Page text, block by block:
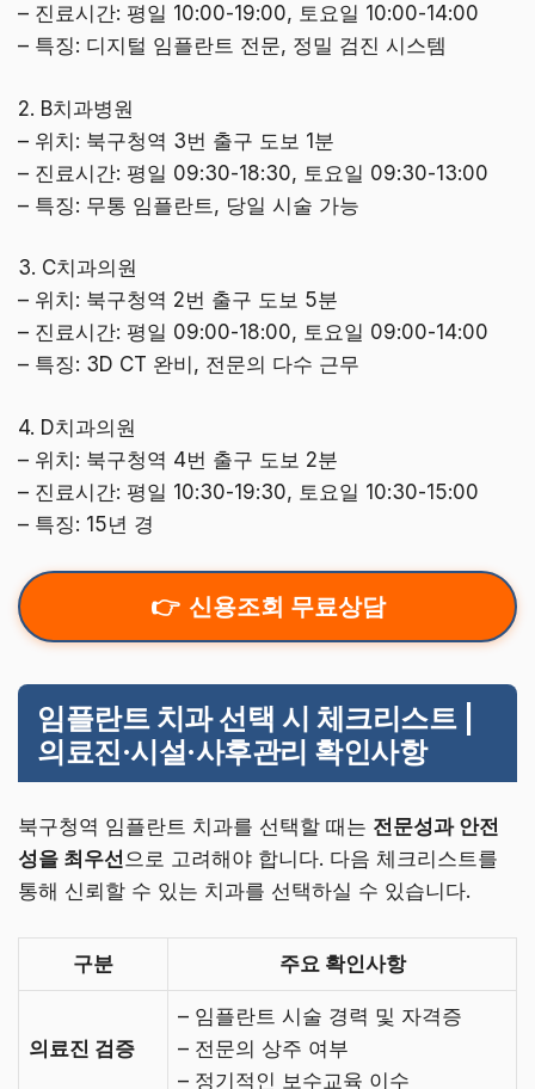
– 진료시간: 평일 10:00-19:00, 토요일 10:00-14:00
– 특징: 디지털 임플란트 전문, 정밀 검진 시스템
2. B치과병원
– 위치: 북구청역 3번 출구 도보 1분
– 진료시간: 평일 09:30-18:30, 토요일 09:30-13:00
– 특징: 무통 임플란트, 당일 시술 가능
3. C치과의원
– 위치: 북구청역 2번 출구 도보 5분
– 진료시간: 평일 09:00-18:00, 토요일 09:00-14:00
– 특징: 3D CT 완비, 전문의 다수 근무
4. D치과의원
– 위치: 북구청역 4번 출구 도보 2분
– 진료시간: 평일 10:30-19:30, 토요일 10:30-15:00
– 특징: 15년 경
신용조회 무료상담
임플란트 치과 선택 시 체크리스트 |
의료진·시설·사후관리 확인사항
북구청역 임플란트 치과를 선택할 때는 전문성과 안전
성을 최우선 으로 고려해야 합니다. 다음 체크리스트를
통해 신뢰할 수 있는 치과를 선택하실 수 있습니다.
구분 주요 확인사항
의료진 검증
– 임플란트 시술 경력 및 자격증
– 전문의 상주 여부
– 정기적인 보수교육 이수